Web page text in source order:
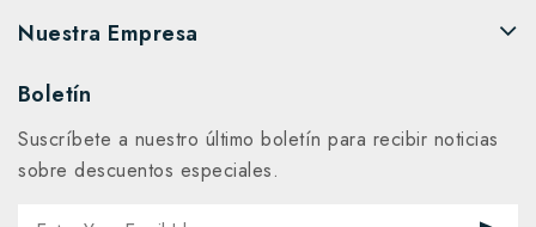
Nuestra Empresa
Boletín
Suscríbete a nuestro último boletín para recibir noticias
sobre descuentos especiales.